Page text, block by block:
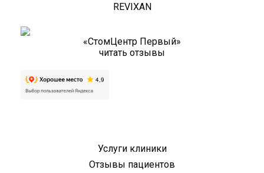
REVIXAN
«СтомЦентр Первый»
читать отзывы
Услуги клиники
Отзывы пациентов